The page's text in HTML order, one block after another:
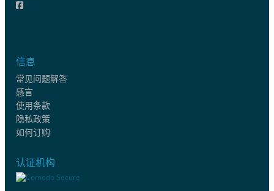
信息
常见问题解答
感言
使用条款
隐私政策
如何订购
认证机构